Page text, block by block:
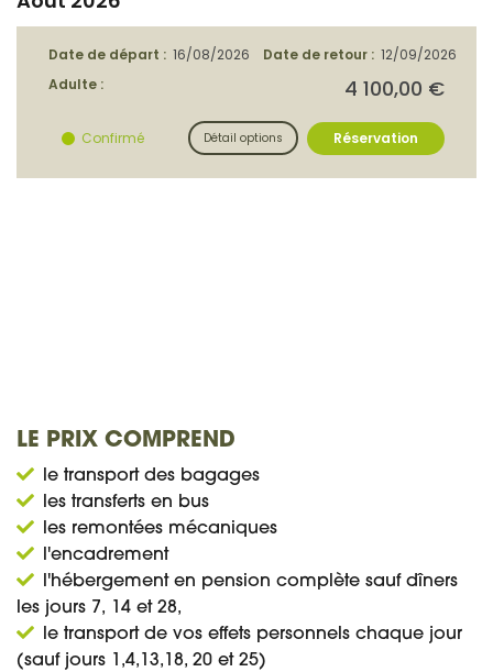
LE PRIX COMPREND
le transport des bagages
les transferts en bus
les remontées mécaniques
l'encadrement
l'hébergement en pension complète sauf dîners
les jours 7, 14 et 28,
le transport de vos effets personnels chaque jour
(sauf jours 1,4,13,18, 20 et 25)